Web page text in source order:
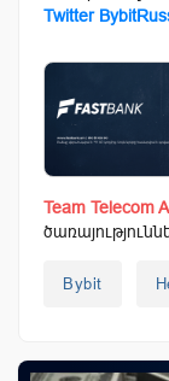
Twitter
Team Telecom
Bybit